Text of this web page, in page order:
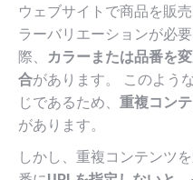
ウェブサイトで商品を販
ラーバリエーションが必
際、
カラーまたは品番を
合があります。 このよう
じであるため、 重複コン
があります。
しかし、重複コンテンツ